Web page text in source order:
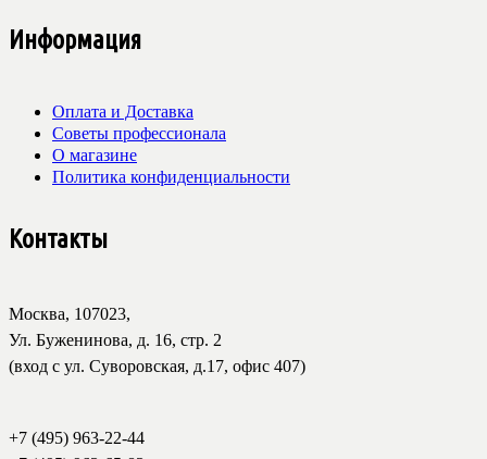
Информация
Оплата и Доставка
Советы профессионала
О магазине
Политика конфиденциальности
Контакты
Москва, 107023,
Ул. Буженинова, д. 16, стр. 2
(вход с ул. Суворовская, д.17, офис 407)
+7 (495) 963-22-44